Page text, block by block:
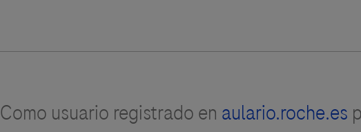
Como usuario registrado en aulario.roche.es